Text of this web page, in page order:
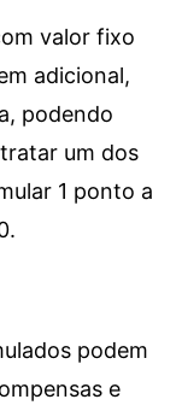
valor fixo
adicional,
podendo
um dos
1 ponto a
podem
e